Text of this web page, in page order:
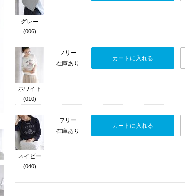
グレー
(006)
ホワイト
(010)
フリー
在庫あり
カートに入れる
ネイビー
(040)
フリー
在庫あり
カートに入れる